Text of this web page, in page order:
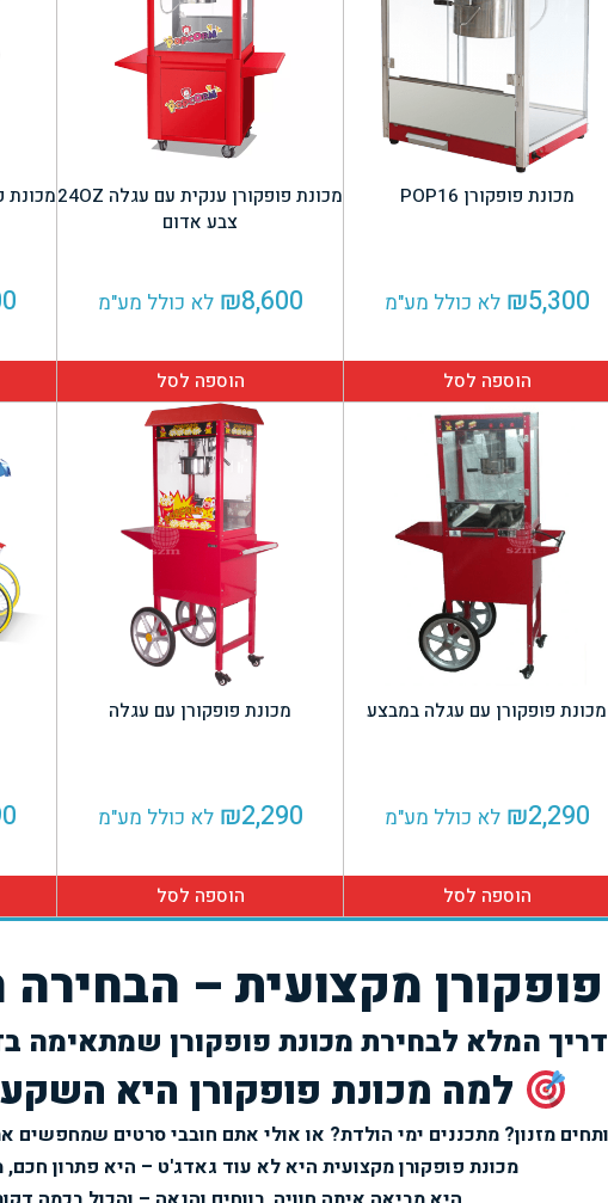
מכונת פופקורן POP16
₪5,300 לא כולל מע"מ
הוספה לסל
מכונת פופקורן ענקית עם עגלה 24OZ
צבע אדום
₪8,600 לא כולל מע"מ
הוספה לסל
מכונת פופקורן עם עגלה במבצע
₪2,290 לא כולל מע"מ
הוספה לסל
מכונת פופקורן עם עגלה
₪2,290 לא כולל מע"מ
הוספה לסל
מקצועית –
המלא לבחירת מכונת פופקורן שמתאימה
למה מכונת פופקורן היא
מזנון? מתכננים ימי הולדת? או אולי אתם חובבי סרטים שמחפשים
מכונת פופקורן מקצועית היא לא עוד גאדג'ט – היא פתרון חכם,